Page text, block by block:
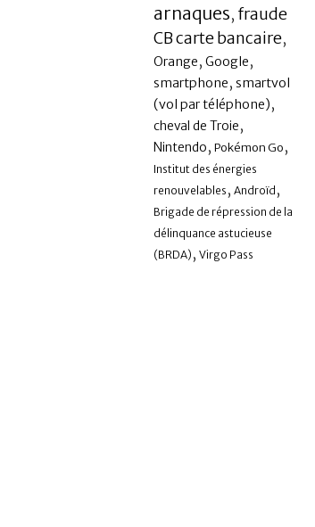
arnaques, fraude
CB carte bancaire,
Orange, Google,
smartphone, smartvol
(vol par téléphone),
cheval de Troie,
Nintendo, Pokémon Go,
Institut des énergies
renouvelables , Androïd ,
Brigade de répression de la
délinquance astucieuse
(BRDA) , Virgo Pass